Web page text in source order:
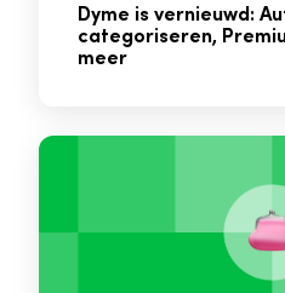
Dyme is vernieuwd:
categoriseren,
meer